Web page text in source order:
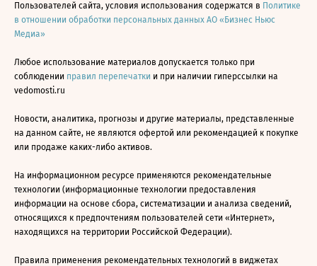
Пользователей сайта, условия использования содержатся в Политике
в отношении обработки персональных данных АО «Бизнес Ньюс
Медиа»
Любое использование материалов допускается только при
соблюдении правил перепечатки и при наличии гиперссылки на
vedomosti.ru
Новости, аналитика, прогнозы и другие материалы, представленные
на данном сайте, не являются офертой или рекомендацией к покупке
или продаже каких-либо активов.
На информационном ресурсе применяются рекомендательные
технологии (информационные технологии предоставления
информации на основе сбора, систематизации и анализа сведений,
относящихся к предпочтениям пользователей сети «Интернет»,
находящихся на территории Российской Федерации).
Правила применения рекомендательных технологий в виджетах